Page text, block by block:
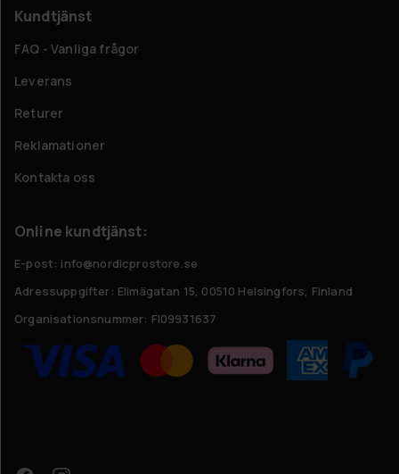
Kundtjänst
FAQ - Vanliga frågor
Leverans
Returer
Reklamationer
Kontakta oss
Online kundtjänst:
E-post: info@nordicprostore.se
Adressuppgifter: Elimägatan 15, 00510 Helsingfors, Finland
Organisationsnummer: FI09931637